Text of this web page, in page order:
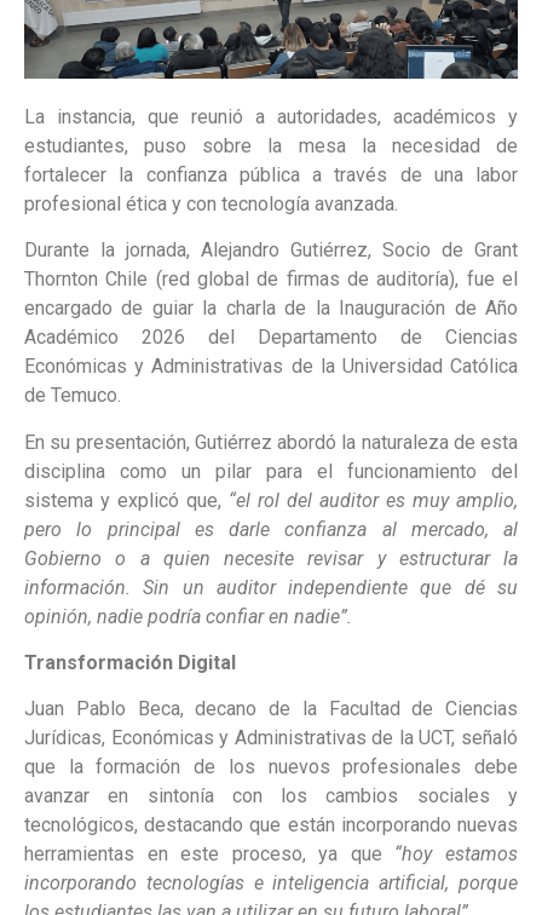
La instancia, que reunió a autoridades, académicos y
estudiantes, puso sobre la mesa la necesidad de
fortalecer la confianza pública a través de una labor
profesional ética y con tecnología avanzada.
Durante la jornada, Alejandro Gutiérrez, Socio de Grant
Thornton Chile (red global de firmas de auditoría), fue el
encargado de guiar la charla de la Inauguración de Año
Académico 2026 del Departamento de Ciencias
Económicas y Administrativas de la Universidad Católica
de Temuco.
En su presentación, Gutiérrez abordó la naturaleza de esta
disciplina como un pilar para el funcionamiento del
sistema y explicó que, “el rol del auditor es muy amplio,
pero lo principal es darle confianza al mercado, al
Gobierno o a quien necesite revisar y estructurar la
información. Sin un auditor independiente que dé su
opinión, nadie podría confiar en nadie”.
Transformación Digital
Juan Pablo Beca, decano de la Facultad de Ciencias
Jurídicas, Económicas y Administrativas de la UCT, señaló
que la formación de los nuevos profesionales debe
avanzar en sintonía con los cambios sociales y
tecnológicos, destacando que están incorporando nuevas
herramientas en este proceso, ya que “hoy estamos
incorporando tecnologías e inteligencia artificial, porque